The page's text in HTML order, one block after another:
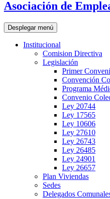
Asociación de
Desplegar menú
Institucional
Comision Directiva
Legislación
Primer
Convención
Programa
Convenio
Ley 20744
Ley 17565
Ley 10606
Ley 27610
Ley 26743
Ley 26485
Ley 24901
Ley 26657
Plan Viviendas
Sedes
Delegados